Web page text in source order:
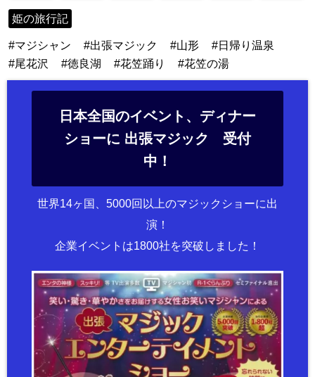
姫の旅行記
マジシャン 出張マジック 山形
日帰り温泉
尾花沢
徳良湖 花笠踊り 花笠の湯
日本全国のイベント、ディナー
ショーに 出張マジック 受付
中！
世界14ヶ国、5000回以上のマジックショーに出
演！
企業イベントは1800社を突破しました！